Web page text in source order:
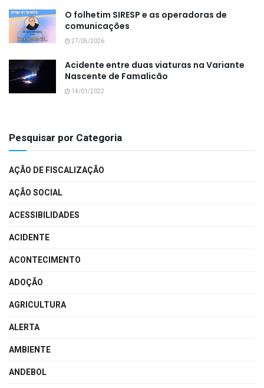
O folhetim SIRESP e as operadoras de
comunicações
27/05/2026
Acidente entre duas viaturas na Variante
Nascente de Famalicão
14/01/2022
Pesquisar por Categoria
AÇÃO DE FISCALIZAÇÃO
AÇÃO SOCIAL
ACESSIBILIDADES
ACIDENTE
ACONTECIMENTO
ADOÇÃO
AGRICULTURA
ALERTA
AMBIENTE
ANDEBOL